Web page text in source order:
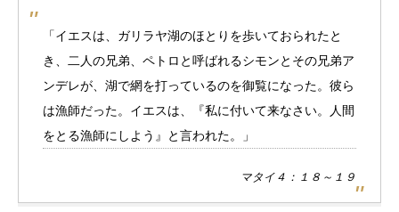
「イエスは、ガリラヤ湖のほとりを歩いておられたと
き、二人の兄弟、ペトロと呼ばれるシモンとその兄弟ア
ンデレが、湖で網を打っているのを御覧になった。彼ら
は漁師だった。イエスは、『私に付いて来なさい。人間
をとる漁師にしよう』と言われた。」
マタイ４：１８～１９